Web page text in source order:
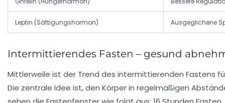
Leptin (Sättigungshormon) Ausgeglichene
Intermittierendes Fasten – gesund
Mittlerweile ist der Trend des intermittierenden Fastens
Die zentrale Idee ist, den Körper in regelmäßigen